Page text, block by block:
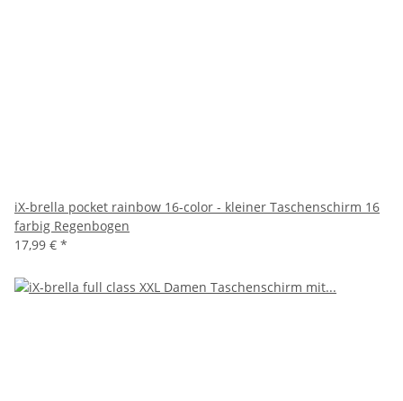
iX-brella pocket rainbow 16-color - kleiner Taschenschirm 16
farbig Regenbogen
17,99 € *